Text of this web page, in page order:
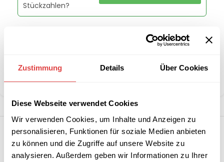
Zustimmung Details Über Cookies
Diese Webseite verwendet Cookies
Wir verwenden Cookies, um Inhalte und Anzeigen zu
personalisieren, Funktionen für soziale Medien anbieten
zu können und die Zugriffe auf unsere Website zu
analysieren. Außerdem geben wir Informationen zu Ihrer
Stückzahlen?
Marke:Skyrainbow
Teilen: